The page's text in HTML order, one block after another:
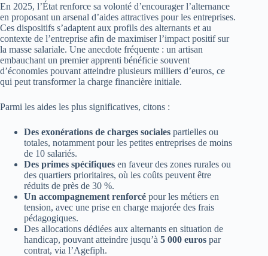
En 2025, l’État renforce sa volonté d’encourager l’alternance
en proposant un arsenal d’aides attractives pour les entreprises.
Ces dispositifs s’adaptent aux profils des alternants et au
contexte de l’entreprise afin de maximiser l’impact positif sur
la masse salariale. Une anecdote fréquente : un artisan
embauchant un premier apprenti bénéficie souvent
d’économies pouvant atteindre plusieurs milliers d’euros, ce
qui peut transformer la charge financière initiale.
Parmi les aides les plus significatives, citons :
Des exonérations de charges sociales partielles ou
totales, notamment pour les petites entreprises de moins
de 10 salariés.
Des primes spécifiques en faveur des zones rurales ou
des quartiers prioritaires, où les coûts peuvent être
réduits de près de 30 %.
Un accompagnement renforcé pour les métiers en
tension, avec une prise en charge majorée des frais
pédagogiques.
Des allocations dédiées aux alternants en situation de
handicap, pouvant atteindre jusqu’à 5 000 euros par
contrat, via l’Agefiph.